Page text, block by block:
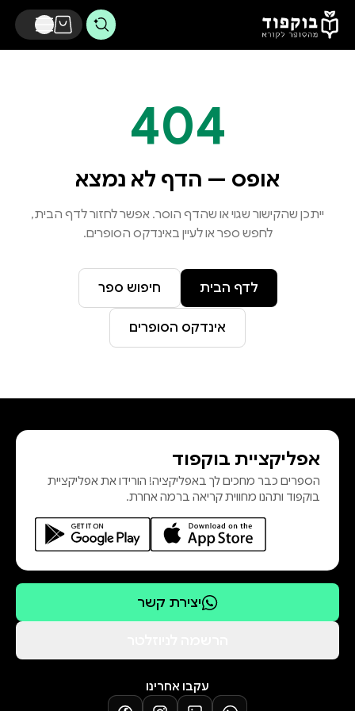
דלג לתוכן הראשי
404
אופס — הדף לא נמצא
ייתכן שהקישור שגוי או שהדף הוסר. אפשר לחזור לדף הבית,
לחפש ספר או לעיין באינדקס הסופרים.
לדף הבית חיפוש ספר
אינדקס הסופרים
אפליקציית בוקפוד
הספרים כבר מחכים לך באפליקציה! הורידו את אפליקציית
בוקפוד ותהנו מחווית קריאה ברמה אחרת.
יצירת קשר
עקבו אחרינו